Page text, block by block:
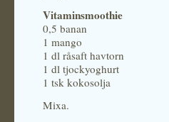
Vitaminsmoothie
0,5 banan
1 mango
1 dl råsaft havtorn
1 dl tjockyoghurt
1 tsk kokosolja
Mixa.